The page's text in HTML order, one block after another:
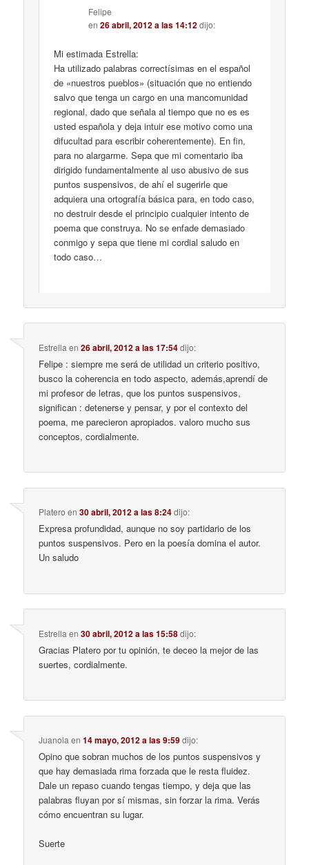
Felipe
en26 abril, 2012 a las 14:12dijo:
Mi estimada Estrella:
Ha utilizado palabras correctísimas en el español
de «nuestros pueblos» (situación que no entiendo
salvo que tenga un cargo en una mancomunidad
regional, dado que señala al tiempo que no es es
usted española y deja intuir ese motivo como una
difucultad para escribir coherentemente). En fin,
para no alargarme. Sepa que mi comentario iba
dirigido fundamentalmente al uso abusivo de sus
puntos suspensivos, de ahí el sugerirle que
adquiera una ortografía básica para, en todo caso,
no destruir desde el principio cualquier intento de
poema que construya. No se enfade demasiado
conmigo y sepa que tiene mi cordial saludo en
todo caso…
Estrella en26 abril, 2012 a las 17:54dijo:
Felipe : siempre me será de utilidad un criterio positivo,
busco la coherencia en todo aspecto, además,aprendí de
mi profesor de letras, que los puntos suspensivos,
significan : detenerse y pensar, y por el contexto del
poema, me parecieron apropiados. valoro mucho sus
conceptos, cordialmente.
Platero en30 abril, 2012 a las 8:24dijo:
Expresa profundidad, aunque no soy partidario de los
puntos suspensivos. Pero en la poesía domina el autor.
Un saludo
Estrella en30 abril, 2012 a las 15:58dijo:
Gracias Platero por tu opinión, te deceo la mejor de las
suertes, cordialmente.
Juanola en14 mayo, 2012 a las 9:59dijo:
Opino que sobran muchos de los puntos suspensivos y
que hay demasiada rima forzada que le resta fluidez.
Dale un repaso cuando tengas tiempo, y deja que las
palabras fluyan por sí mismas, sin forzar la rima. Verás
cómo encuentran su lugar.
Suerte